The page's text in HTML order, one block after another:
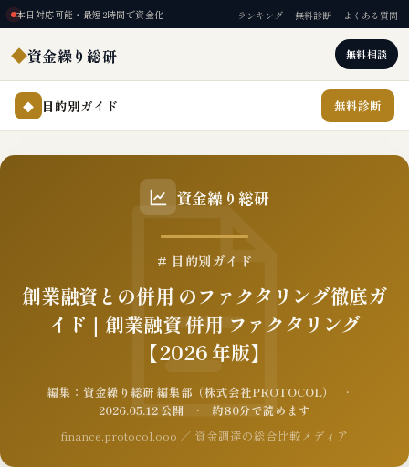
本日対応可能・最短2時間で資金化 ランキング 無料診断 よくある質問
◆資金繰り総研 無料相談
◆ 目的別ガイド 無料診断
資金繰り総研
# 目的別ガイド
創業融資との併用 のファクタリング徹底ガ
イド｜創業融資 併用 ファクタリング
【2026 年版】
編集：資金繰り総研 編集部（株式会社PROTOCOL） ·
2026.05.12 公開 · 約80分で読めます
finance.protocol.ooo ／ 資金調達の総合比較メディア